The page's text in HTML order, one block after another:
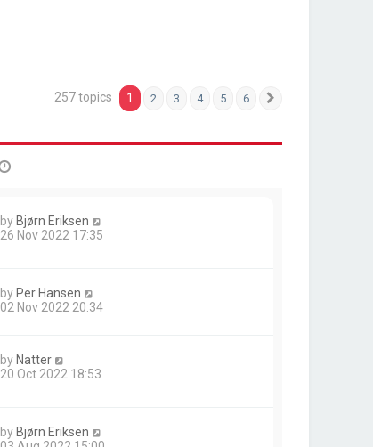
257 topics 1 2 3 4 5 6
by Bjørn Eriksen
26 Nov 2022 17:35
by Per Hansen
02 Nov 2022 20:34
by Natter
20 Oct 2022 18:53
by Bjørn Eriksen